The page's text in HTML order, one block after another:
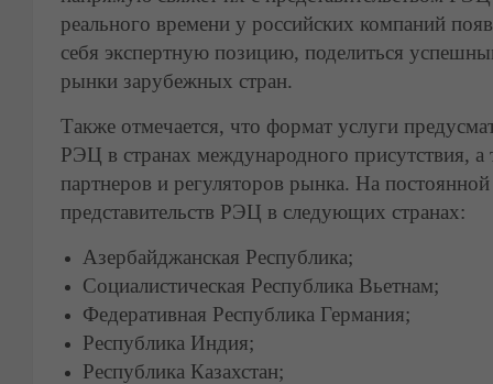
реального времени у российских компаний
себя экспертную позицию, поделиться
рынки зарубежных стран.
Также отмечается, что формат услуги
РЭЦ в странах международного присутствия,
партнеров и регуляторов рынка. На
представительств РЭЦ в следующих странах:
Азербайджанская Республика;
Социалистическая Республика Вьетнам;
Федеративная Республика Германия;
Республика Индия;
Республика Казахстан;